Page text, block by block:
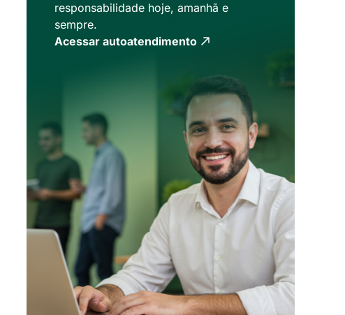
responsabilidade hoje, amanhã e
sempre.
Acessar autoatendimento